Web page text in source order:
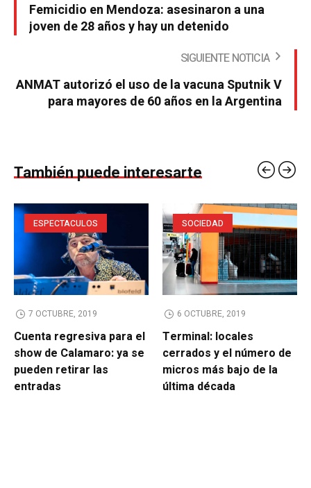
Femicidio en Mendoza: asesinaron a una
joven de 28 años y hay un detenido
SIGUIENTE NOTICIA
ANMAT autorizó el uso de la vacuna Sputnik V
para mayores de 60 años en la Argentina
También puede interesarte
ESPECTACULOS
7 OCTUBRE, 2019
Cuenta regresiva para el
show de Calamaro: ya se
pueden retirar las
entradas
SOCIEDAD
6 OCTUBRE, 2019
Terminal: locales
cerrados y el número de
micros más bajo de la
última década